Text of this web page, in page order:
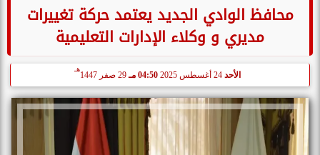
محافظ الوادي الجديد يعتمد حركة تغييرات
مديري و وكلاء الإدارات التعليمية
الأحد 24 أغسطس 2025 04:50 مـ 29 صفر 1447
هـ